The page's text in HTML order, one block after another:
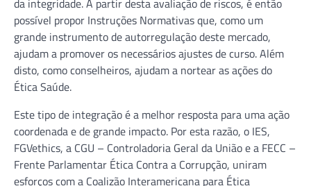
possível propor Instruções Normativas que, como um
grande instrumento de autorregulação deste mercado,
ajudam a promover os necessários ajustes de curso. Além
disto, como conselheiros, ajudam a nortear as ações do
Ética Saúde.
Este tipo de integração é a melhor resposta para uma ação
coordenada e de grande impacto. Por esta razão, o IES,
FGVethics, a CGU – Controladoria Geral da União e a FECC –
Frente Parlamentar Ética Contra a Corrupção, uniram
esforços com a Coalizão Interamericana para Ética